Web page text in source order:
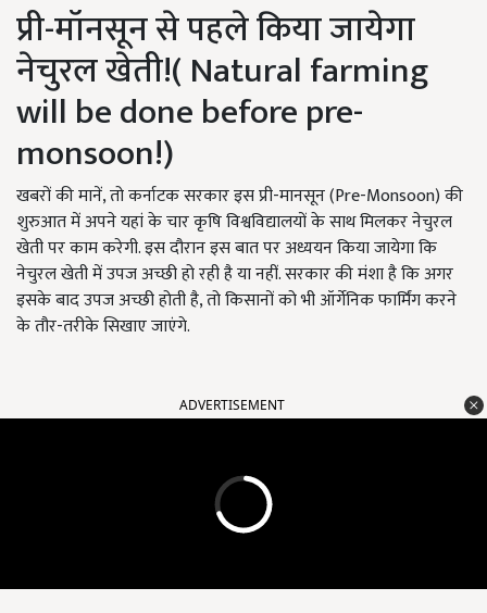
प्री-मॉनसून से पहले किया जायेगा
नेचुरल खेती!( Natural farming
will be done before pre-
monsoon!)
खबरों की मानें, तो कर्नाटक सरकार इस प्री-मानसून (Pre-Monsoon) की
शुरुआत में अपने यहां के चार कृषि विश्वविद्यालयों के साथ मिलकर नेचुरल
खेती पर काम करेगी. इस दौरान इस बात पर अध्ययन किया जायेगा कि
नेचुरल खेती में उपज अच्छी हो रही है या नहीं. सरकार की मंशा है कि अगर
इसके बाद उपज अच्छी होती है, तो किसानों को भी ऑर्गेनिक फार्मिंग करने
के तौर-तरीके सिखाए जाएंगे.
ADVERTISEMENT